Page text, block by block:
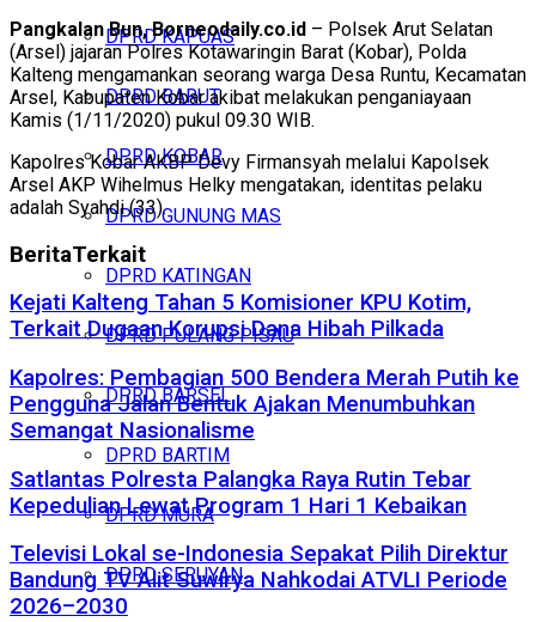
DPRD KAPUAS
DPRD BARUT
DPRD KOBAR
DPRD GUNUNG MAS
DPRD KATINGAN
DPRD PULANG PISAU
DPRD BARSEL
DPRD BARTIM
DPRD MURA
DPRD SERUYAN
Pangkalan Bun, Borneodaily.co.id – Polsek Arut Selatan
(Arsel) jajaran Polres Kotawaringin Barat (Kobar), Polda
Kalteng mengamankan seorang warga Desa Runtu, Kecamatan
Arsel, Kabupaten Kobar akibat melakukan penganiayaan
Kamis (1/11/2020) pukul 09.30 WIB.
Kapolres Kobar AKBP Devy Firmansyah melalui Kapolsek
Arsel AKP Wihelmus Helky mengatakan, identitas pelaku
adalah Syahdi (33).
BeritaTerkait
Kejati Kalteng Tahan 5 Komisioner KPU Kotim,
Terkait Dugaan Korupsi Dana Hibah Pilkada
Kapolres: Pembagian 500 Bendera Merah Putih ke
Pengguna Jalan Bentuk Ajakan Menumbuhkan
Semangat Nasionalisme
Satlantas Polresta Palangka Raya Rutin Tebar
Kepedulian Lewat Program 1 Hari 1 Kebaikan
Televisi Lokal se-Indonesia Sepakat Pilih Direktur
Bandung TV Alit Suwirya Nahkodai ATVLI Periode
2026–2030